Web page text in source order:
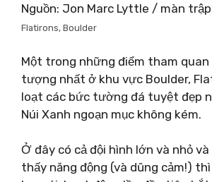
Nguồn: Jon Marc Lyttle / màn trập
Flatirons, Boulder
Một trong những điểm tham
tượng nhất ở khu vực Boulder,
loạt các bức tường đá tuyệt đẹp
Núi Xanh ngoạn mục không kém.
Ở đây có cả đội hình lớn và nhỏ và
thấy năng động (và dũng cảm!)